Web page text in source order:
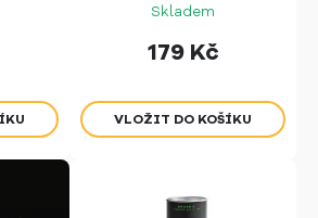
Skladem
179 Kč